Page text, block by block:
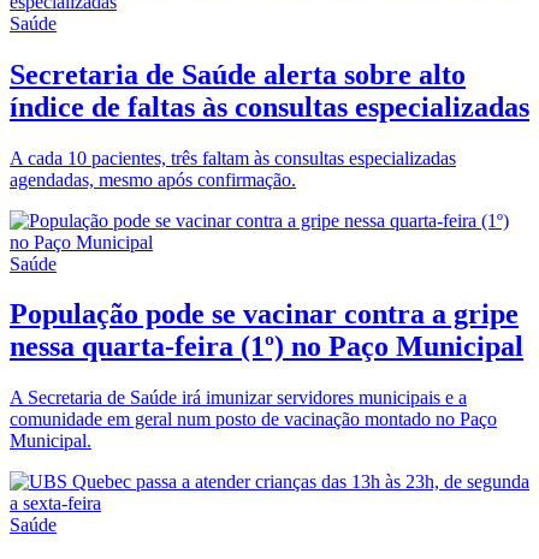
Saúde
Secretaria de Saúde alerta sobre alto
índice de faltas às consultas especializadas
A cada 10 pacientes, três faltam às consultas especializadas
agendadas, mesmo após confirmação.
Saúde
População pode se vacinar contra a gripe
nessa quarta-feira (1º) no Paço Municipal
A Secretaria de Saúde irá imunizar servidores municipais e a
comunidade em geral num posto de vacinação montado no Paço
Municipal.
Saúde